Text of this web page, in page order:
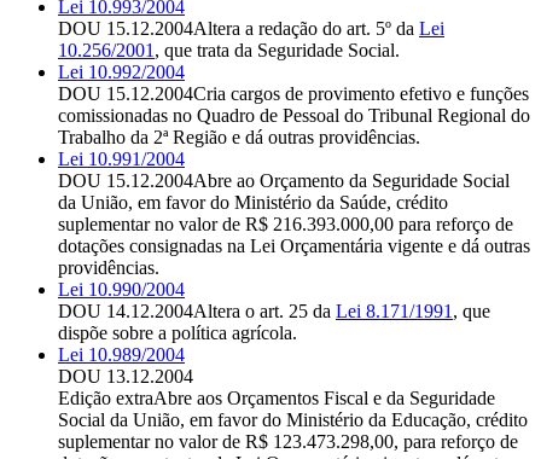
Lei 10.993/2004
DOU 15.12.2004Altera a redação do art. 5º da Lei
10.256/2001 , que trata da Seguridade Social.
Lei 10.992/2004
DOU 15.12.2004Cria cargos de provimento efetivo e funções
comissionadas no Quadro de Pessoal do Tribunal Regional do
Trabalho da 2ª Região e dá outras providências.
Lei 10.991/2004
DOU 15.12.2004Abre ao Orçamento da Seguridade Social
da União, em favor do Ministério da Saúde, crédito
suplementar no valor de R$ 216.393.000,00 para reforço de
dotações consignadas na Lei Orçamentária vigente e dá outras
providências.
Lei 10.990/2004
DOU 14.12.2004Altera o art. 25 da Lei 8.171/1991 , que
dispõe sobre a política agrícola.
Lei 10.989/2004
DOU 13.12.2004
Edição extraAbre aos Orçamentos Fiscal e da Seguridade
Social da União, em favor do Ministério da Educação, crédito
suplementar no valor de R$ 123.473.298,00, para reforço de